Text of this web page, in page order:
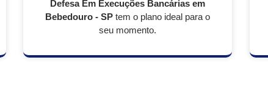
Defesa Em Execuções Bancárias em
Bebedouro - SP tem o plano ideal para o
seu momento.